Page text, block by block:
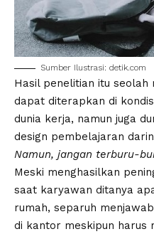
Sumber Ilustrasi: detik.com
Hasil penelitian itu seolah
dapat diterapkan di
dunia kerja, namun juga
design pembelajaran
Namun, jangan terburu-
Meski menghasilkan
saat karyawan ditanya
rumah, separuh
di kantor meskipun harus